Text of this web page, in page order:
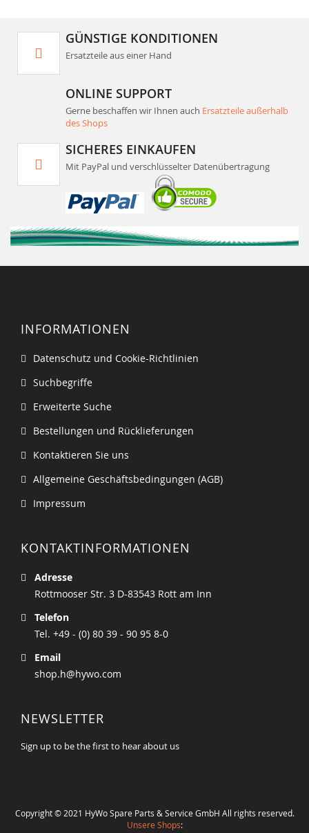
GÜNSTIGE KONDITIONEN
Ersatzteile aus einer Hand
ONLINE SUPPORT
Gerne beschaffen wir Ihnen auch Ersatzteile außerhalb
des Shops
SICHERES EINKAUFEN
Mit PayPal und verschlüsselter Datenübertragung
INFORMATIONEN
Datenschutz und Cookie-Richtlinien
Suchbegriffe
Erweiterte Suche
Bestellungen und Rücklieferungen
Kontaktieren Sie uns
Allgemeine Geschäftsbedingungen (AGB)
Impressum
KONTAKTINFORMATIONEN
Adresse
Rottmooser Str. 3 D-83543 Rott am Inn
Telefon
Tel. +49 - (0) 80 39 - 90 95 8-0
Email
shop.h@hywo.com
NEWSLETTER
Sign up to be the first to hear about us
Copyright © 2021 HyWo Spare Parts & Service GmbH All rights reserved.
Unsere Shops: